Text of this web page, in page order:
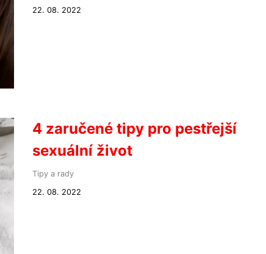
22. 08. 2022
4 zaručené tipy pro pestřejší
sexuální život
Tipy a rady
22. 08. 2022